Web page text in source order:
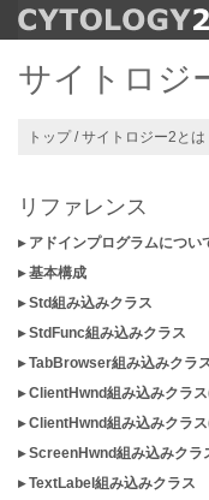
サイトロジ
トップ / サイトロジー2とは
リファレンス
▸ アドインプログラムについ
▸ 基本構成
▸ Std組み込みクラス
▸ StdFunc組み込みクラス
▸ TabBrowser組み込みクラ
▸ ClientHwnd組み込みクラ
▸ ClientHwnd組み込みクラ
▸ ScreenHwnd組み込みクラ
▸ TextLabel組み込みクラス